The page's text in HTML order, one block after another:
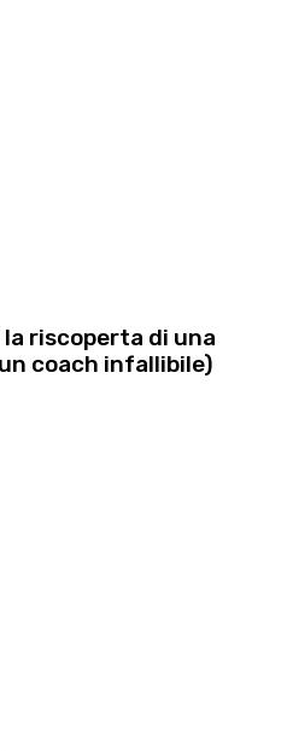
riscoperta di una
coach infallibile)